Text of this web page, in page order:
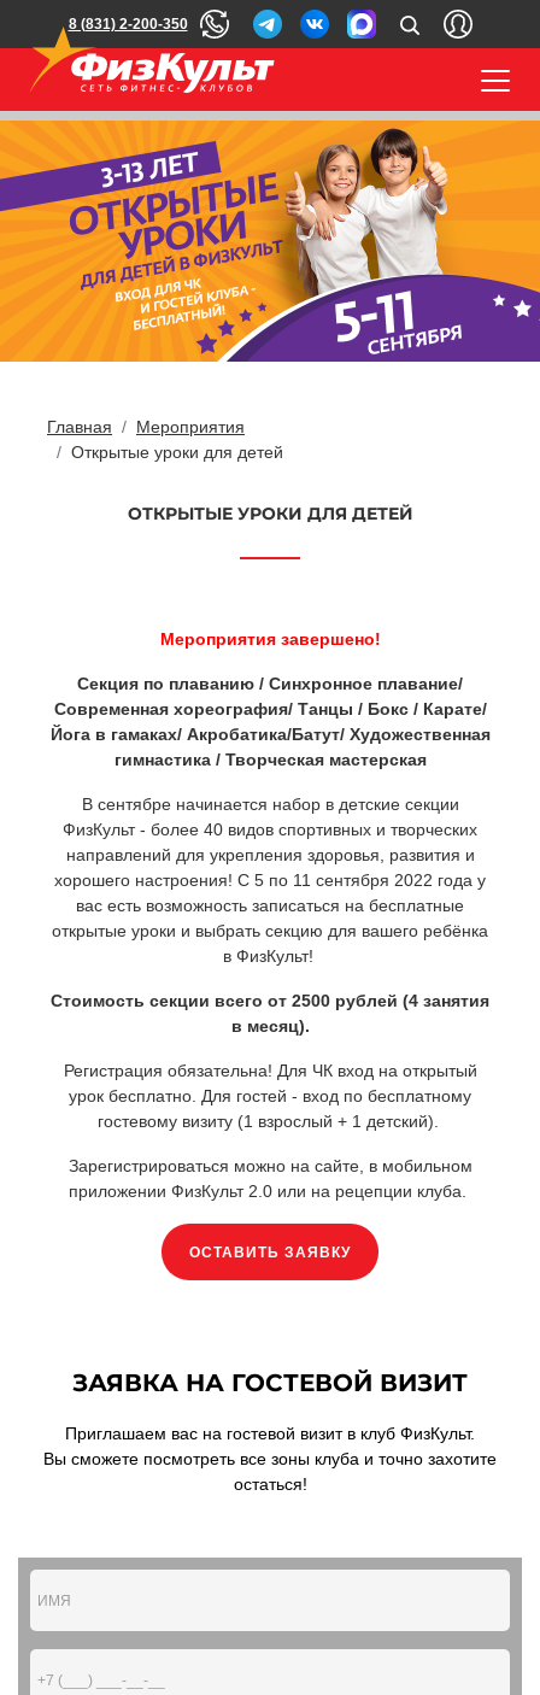
8 (831) 2-200-350
Главная
Мероприятия
Открытые уроки для детей
ОТКРЫТЫЕ УРОКИ ДЛЯ ДЕТЕЙ
Мероприятия завершено!
Секция по плаванию / Синхронное плавание/
Современная хореография/ Танцы / Бокс / Карате/
Йога в гамаках/ Акробатика/Батут/ Художественная
гимнастика / Творческая мастерская
В сентябре начинается набор в детские секции
ФизКульт - более 40 видов спортивных и творческих
направлений для укрепления здоровья, развития и
хорошего настроения! С 5 по 11 сентября 2022 года у
вас есть возможность записаться на бесплатные
открытые уроки и выбрать секцию для вашего ребёнка
в ФизКульт!
Стоимость секции всего от 2500 рублей (4 занятия
в месяц).
Регистрация обязательна! Для ЧК вход на открытый
урок бесплатно. Для гостей - вход по бесплатному
гостевому визиту (1 взрослый + 1 детский).
Зарегистрироваться можно на сайте, в мобильном
приложении ФизКульт 2.0 или на рецепции клуба.
ОСТАВИТЬ ЗАЯВКУ
ЗАЯВКА НА ГОСТЕВОЙ ВИЗИТ
Приглашаем вас на гостевой визит в клуб ФизКульт.
Вы сможете посмотреть все зоны клуба и точно захотите
остаться!